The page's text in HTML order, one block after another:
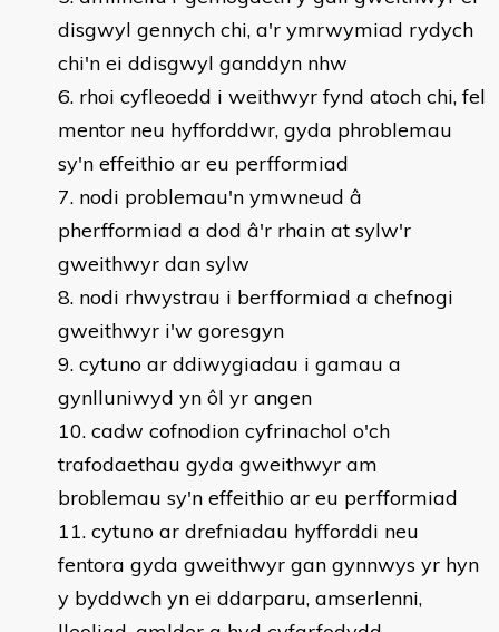
disgwyl gennych chi, a'r ymrwymiad rydych
chi'n ei ddisgwyl ganddyn nhw
rhoi cyfleoedd i weithwyr fynd atoch chi, fel
mentor neu hyfforddwr, gyda phroblemau
sy'n effeithio ar eu perfformiad
nodi problemau'n ymwneud â
pherfformiad a dod â'r rhain at sylw'r
gweithwyr dan sylw
nodi rhwystrau i berfformiad a chefnogi
gweithwyr i'w goresgyn
cytuno ar ddiwygiadau i gamau a
gynlluniwyd yn ôl yr angen
cadw cofnodion cyfrinachol o'ch
trafodaethau gyda gweithwyr am
broblemau sy'n effeithio ar eu perfformiad
cytuno ar drefniadau hyfforddi neu
fentora gyda gweithwyr gan gynnwys yr hyn
y byddwch yn ei ddarparu, amserlenni,